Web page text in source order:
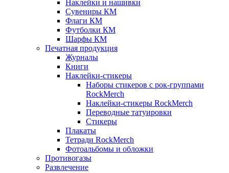
Наклейки и нашивки
Сувениры КМ
Флаги КМ
Футболки КМ
Шарфы КМ
Печатная продукция
Журналы
Книги
Наклейки-стикеры
Наборы стикеров с рок-группами
RockMerch
Наклейки-стикеры RockMerch
Переводные татуировки
Стикеры
Плакаты
Тетради RockMerch
Фотоальбомы и обложки
Противогазы
Развлечение